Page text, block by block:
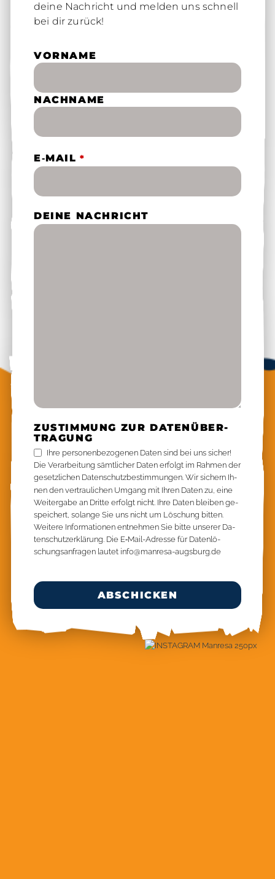
dei­ne Nach­richt und mel­den uns schnell
bei dir zu­rück!
VOR­NA­ME
NACH­NA­ME
E‑MAIL *
DEI­NE NACH­RICHT
ZU­STIM­MUNG ZUR DA­TEN­ÜBER­
TRA­GUNG
Ihre per­so­nen­be­zo­ge­nen Da­ten sind bei uns si­cher!
Die Ver­ar­bei­tung sämt­li­cher Da­ten er­folgt im Rah­men der
ge­setz­li­chen Da­ten­schutz­be­stim­mun­gen. Wir si­chern Ih­
nen den ver­trau­li­chen Um­gang mit Ih­ren Da­ten zu, eine
Wei­ter­ga­be an Drit­te er­folgt nicht. Ihre Da­ten blei­ben ge­
spei­chert, so­lan­ge Sie uns nicht um Lö­schung bit­ten.
Wei­te­re In­for­ma­tio­nen ent­neh­men Sie bit­te un­se­rer Da­
ten­schutz­er­klä­rung. Die E‑­Mail-Adres­se für Da­ten­lö­
schungs­an­fra­gen lau­tet info@​manresa-​augsburg.​de
WEB­
ABSCHICKEN